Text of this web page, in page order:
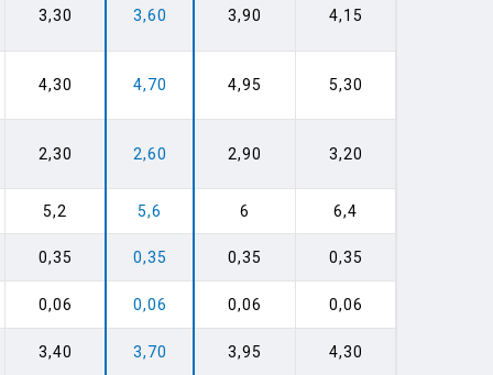
3,30 3,60 3,90 4,15
4,30 4,70 4,95 5,30
2,30 2,60 2,90 3,20
5,2 5,6 6 6,4
0,35 0,35 0,35 0,35
0,06 0,06 0,06 0,06
3,40 3,70 3,95 4,30